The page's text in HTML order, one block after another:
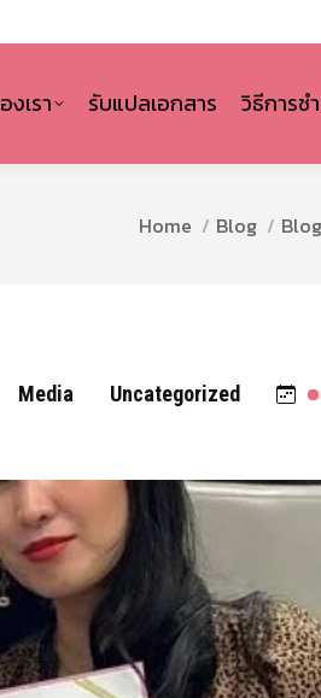
งเรา รับแปลเอกสาร วิธีการช
You are here:
Home Blog
Media Uncategorized